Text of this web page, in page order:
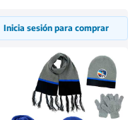
Inicia sesión para comprar